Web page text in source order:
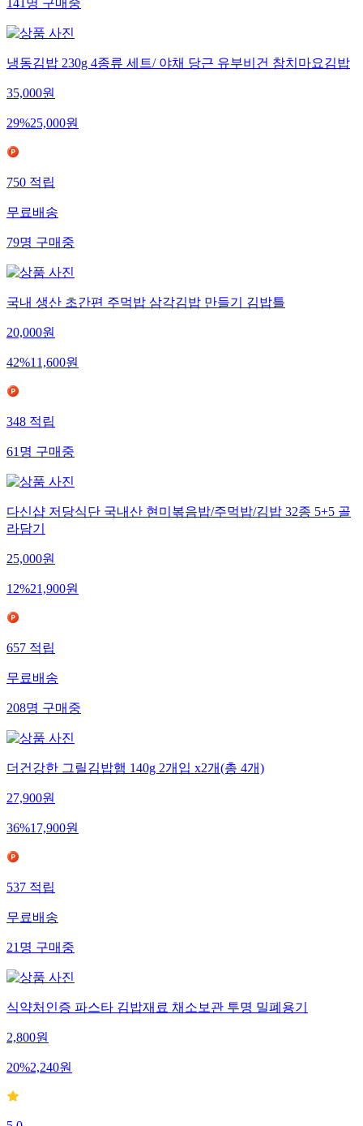
141명구매중
냉동김밥 230g 4종류 세트/ 야채 당근 유부비건 참치마요김밥
35,000원
29%25,000원
750적립
무료배송
79명구매중
국내 생산 초간편 주먹밥 삼각김밥 만들기 김밥틀
20,000원
42%11,600원
348적립
61명구매중
다신샵 저당식단 국내산 현미볶음밥/주먹밥/김밥 32종 5+5 골
라담기
25,000원
12%21,900원
657적립
무료배송
208명구매중
더건강한 그릴김밥햄 140g 2개입 x2개(총 4개)
27,900원
36%17,900원
537적립
무료배송
21명구매중
식약처인증 파스타 김밥재료 채소보관 투명 밀폐용기
2,800원
20%2,240원